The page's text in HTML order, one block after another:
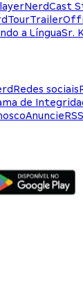
NerdCast
a LínguaSr.
Redes sociais
de
AnuncieRSS